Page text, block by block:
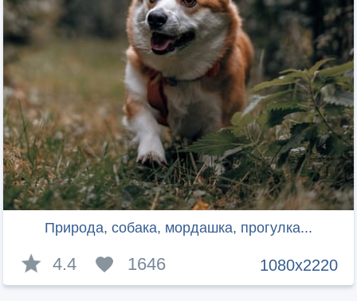
Природа, собака, мордашка, прогулка...
1080x2220
4.4 1646